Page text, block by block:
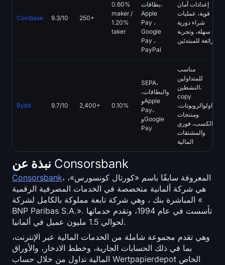
Coinbase 9.3/10 250+
0.60%
maker /
1.20%
taker
بطاقات،
Apple
Pay ،
Google
Pay ،
PayPal
إعدادات أمان
قوية، عمليات
شراء دورية
سهلة، وتجربة
رائعة للمبتدئين
Bybit 9.7/10 2,400+ 0.10%
SEPA،
والبطاقات،
وApple
Pay،
وGoogle
Pay
مناسب
للمتداولين
النشطين،
copy
تداولوالروبوتات،
ومنتجات
الكسب، فوري
والمشتقات
المالية
نبذة عن Consorsbank
Consorsbank، المعروفة سابقًا باسم «كورتال كونسورس»،
هي شركة ألمانية متخصصة في الخدمات المصرفية الرقمية
المباشرة بنك ، وهي شركة تابعة مملوكة بالكامل لشركة «
BNP Paribas S.A.». تأسست في عام 1994، وتقدم خدماتها
لحوالي 1.5 مليون عميل في ألمانيا.
وهي تقدم مجموعة شاملة من الخدمات المالية عبر الإنترنت،
بما في ذلك الحسابات الجارية، وخطط الادخار، والأوراق
المالية تداول من خلال حساب Wertpapierdepot الخاص